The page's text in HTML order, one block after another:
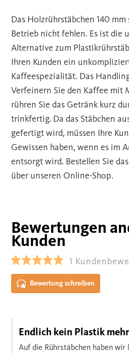
Das Holzrührstäbchen 140
Betrieb nicht fehlen. Es ist die
Alternative zum
Ihren Kunden ein
Kaffeespezialität. Das
Verfeinern Sie den Kaffee mit
rühren Sie das Getränk kurz
trinkfertig. Da das Stäbchen
gefertigt wird, müssen Ihre
Gewissen haben, wenn es im
entsorgt wird. Bestellen Sie
über unseren Online-Shop.
Bewertungen
Kunden
1
Bewertung schreiben
Endlich kein Plastik
Auf die Rührstäbchen haben